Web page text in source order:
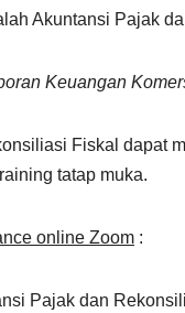
Akuntansi Pajak
Keuangan
Fiskal dapat
tatap muka.
online Zoom :
Pajak dan